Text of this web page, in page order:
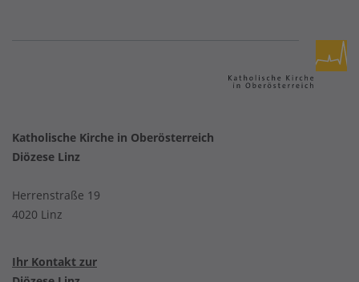
Katholische Kirche in Oberösterreich
Diözese Linz
Herrenstraße 19
4020 Linz
Ihr Kontakt zur